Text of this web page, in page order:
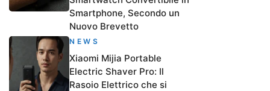
Smartphone, Secondo un
Nuovo Brevetto
NEWS
Xiaomi Mijia Portable
Electric Shaver Pro: Il
Rasoio Elettrico che si